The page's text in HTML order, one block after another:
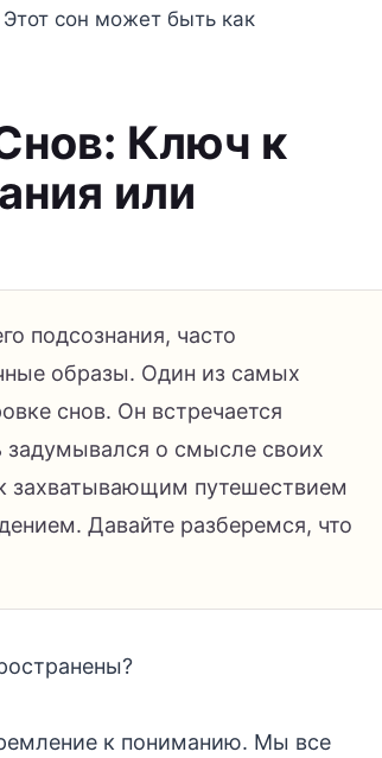
сон может быть как
Ключ к
или
подсознания, часто
образы. Один из самых
снов. Он встречается
задумывался о смысле своих
захватывающим путешествием
Давайте разберемся, что
к пониманию. Мы все